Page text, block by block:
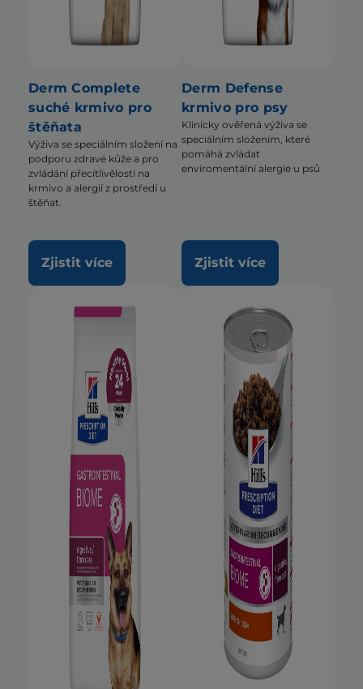
Derm Complete
suché krmivo pro
štěňata
Výživa se speciálním složení na
podporu zdravé kůže a pro
zvládání přecitlivělosti na
krmivo a alergií z prostředí u
štěňat.
Zjistit více
Derm Defense
krmivo pro psy
Klinicky ověřená výživa se
speciálním složením, které
pomáhá zvládat
enviromentální alergie u psů
Zjistit více